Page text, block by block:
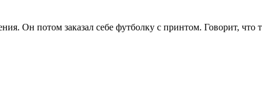
Он потом заказал себе футболку с принтом. Говорит, что